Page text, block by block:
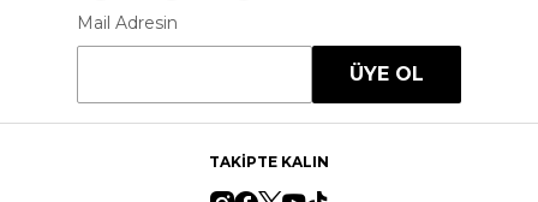
Mail Adresin
ÜYE OL
TAKİPTE KALIN